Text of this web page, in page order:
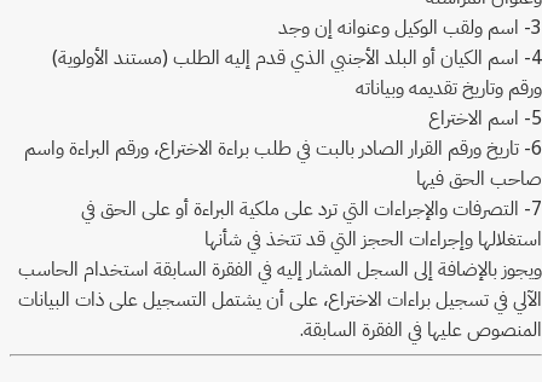
3- اسم ولقب الوكيل وعنوانه إن وجد
4- اسم الكيان أو البلد الأجنبي الذي قدم إليه الطلب (مستند الأولوية)
ورقم وتاريخ تقديمه وبياناته
5- اسم الاختراع
6- تاريخ ورقم القرار الصادر بالبت في طلب براءة الاختراع، ورقم البراءة واسم
صاحب الحق فيها
7- التصرفات والإجراءات التي ترد على ملكية البراءة أو على الحق في
استغلالها وإجراءات الحجز التي قد تتخذ في شأنها
ويجوز بالإضافة إلى السجل المشار إليه في الفقرة السابقة استخدام الحاسب
الآلي في تسجيل براءات الاختراع، على أن يشتمل التسجيل على ذات البيانات
المنصوص عليها في الفقرة السابقة.